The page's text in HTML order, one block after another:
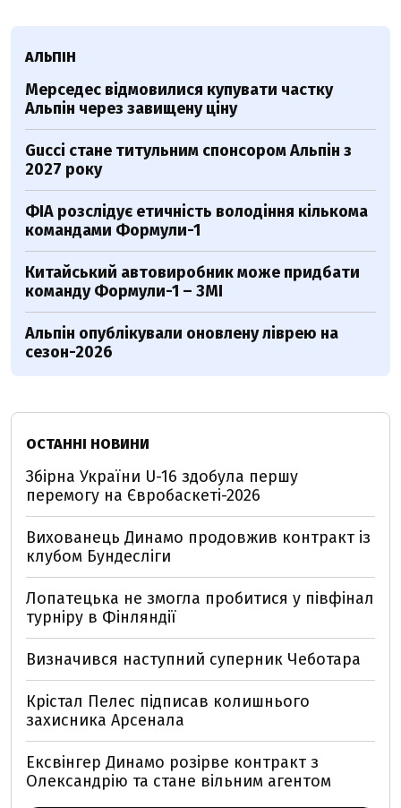
АЛЬПІН
Мерседес відмовилися купувати частку
Альпін через завищену ціну
Gucci стане титульним спонсором Альпін з
2027 року
ФІА розслідує етичність володіння кількома
командами Формули-1
Китайський автовиробник може придбати
команду Формули-1 – ЗМІ
Альпін опублікували оновлену ліврею на
сезон-2026
ОСТАННІ НОВИНИ
Збірна України U-16 здобула першу
перемогу на Євробаскеті-2026
Вихованець Динамо продовжив контракт із
клубом Бундесліги
Лопатецька не змогла пробитися у півфінал
турніру в Фінляндії
Визначився наступний суперник Чеботара
Крістал Пелес підписав колишнього
захисника Арсенала
Ексвінгер Динамо розірве контракт з
Олександрію та стане вільним агентом